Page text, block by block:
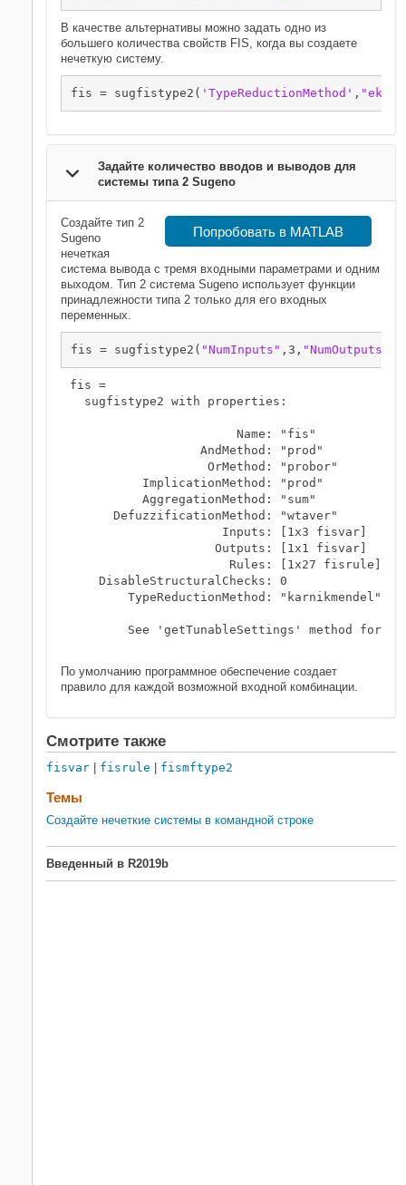
В качестве альтернативы можно задать одно из
большего количества свойств FIS, когда вы создаете
нечеткую систему.
fis = sugfistype2( 'TypeReductionMethod' , "ekm"
Задайте количество вводов и выводов для
системы типа 2 Sugeno
Попробовать в MATLAB
Создайте тип 2
Sugeno
нечеткая
система вывода с тремя входными параметрами и одним
выходом. Тип 2 система Sugeno использует функции
принадлежности типа 2 только для его входных
переменных.
fis = sugfistype2( "NumInputs" ,3, "NumOutputs"
fis =
  sugfistype2 with properties:
                       Name: "fis"
                  AndMethod: "prod"
                   OrMethod: "probor"
          ImplicationMethod: "prod"
          AggregationMethod: "sum"
      DefuzzificationMethod: "wtaver"
                     Inputs: [1x3 fisvar]
                    Outputs: [1x1 fisvar]
                      Rules: [1x27 fisrule]
    DisableStructuralChecks: 0
        TypeReductionMethod: "karnikmendel"
По умолчанию программное обеспечение создает
правило для каждой возможной входной комбинации.
Смотрите также
fisvar fisrule fismftype2
Темы
Создайте нечеткие системы в командной строке
Введенный в R2019b